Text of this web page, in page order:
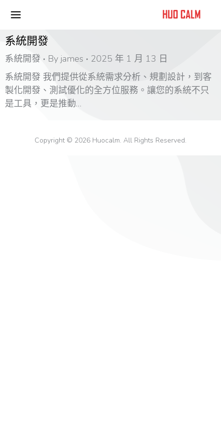
系統開發
系統開發 By james
2025 年 1 月 13 日
系統開發 我們提供從系統需求分析、規劃設計，到客
製化開發、測試優化的全方位服務。讓您的系統不只
是工具，更是推動…
Copyright © 2026 Huocalm. All Rights Reserved.